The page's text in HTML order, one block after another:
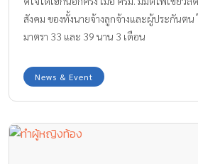
สังคม ของทั้งนายจ้างลูกจ้างและผู้ประกันต
มาตรา 33 และ 39 นาน 3 เดือน
News & Event